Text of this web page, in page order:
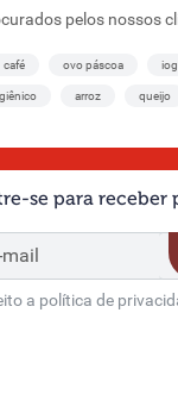
pelos nossos
café ovo páscoa
arroz queijo
se para receber
a política de